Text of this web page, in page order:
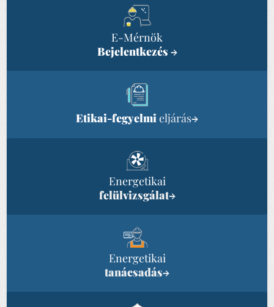
E-Mérnök
Bejelentkezés →
Etikai-fegyelmieljárás→
Energetikai
felülvizsgálat→
Energetikai
tanácsadás→